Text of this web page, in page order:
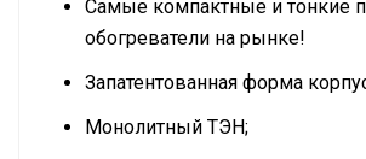
Самые компактные и тонкие
обогреватели на рынке!
Запатентованная форма
Монолитный ТЭН;